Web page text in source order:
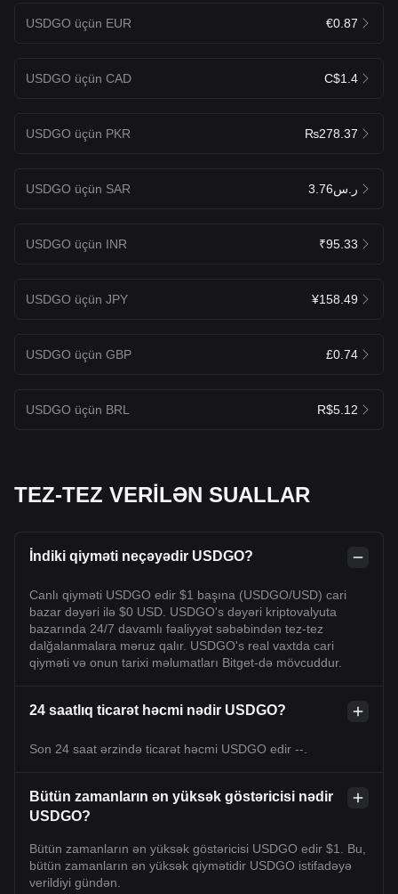
USDGO üçün EUR €0.87
USDGO üçün CAD C$1.4
USDGO üçün PKR ₨278.37
USDGO üçün SAR ر.س3.76
USDGO üçün INR ₹95.33
USDGO üçün JPY ¥158.49
USDGO üçün GBP £0.74
USDGO üçün BRL R$5.12
TEZ-TEZ VERİLƏN SUALLAR
İndiki qiyməti neçəyədir USDGO?
Canlı qiyməti USDGO edir $1 başına (USDGO/USD) cari
bazar dəyəri ilə $0 USD. USDGO's dəyəri kriptovalyuta
bazarında 24/7 davamlı fəaliyyət səbəbindən tez-tez
dalğalanmalara məruz qalır. USDGO's real vaxtda cari
qiyməti və onun tarixi məlumatları Bitget-də mövcuddur.
24 saatlıq ticarət həcmi nədir USDGO?
Son 24 saat ərzində ticarət həcmi USDGO edir --.
Bütün zamanların ən yüksək göstəricisi nədir
USDGO?
Bütün zamanların ən yüksək göstəricisi USDGO edir $1. Bu,
bütün zamanların ən yüksək qiymətidir USDGO istifadəyə
verildiyi gündən.